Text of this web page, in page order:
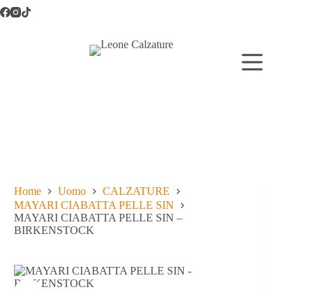
Salta
al
Home Uomo
CALZATURE
MAYARI CIABATTA PELLE SIN
MAYARI CIABATTA PELLE SIN –
BIRKENSTOCK